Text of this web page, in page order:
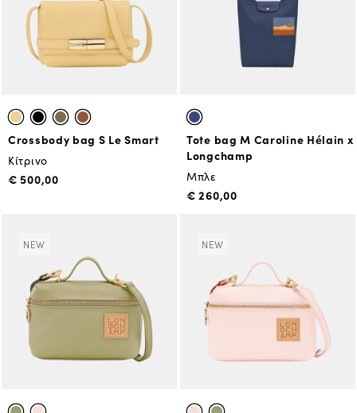
Crossbody bag S Le Smart
Κίτρινο
€ 500,00
Tote bag M Caroline Hélain x
Longchamp
Μπλε
€ 260,00
NEW NEW